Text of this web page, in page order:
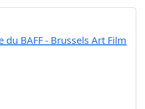
BAFF - Brussels Art Film